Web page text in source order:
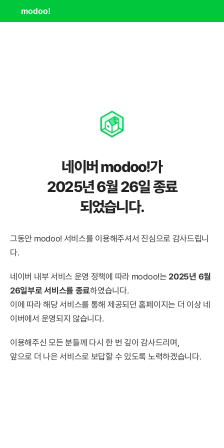
modoo!
네이버 modoo!가
2025년 6월 26일 종료
되었습니다.
그동안 modoo! 서비스를 이용해주셔서 진심으로 감사드립니
다.
네이버 내부 서비스 운영 정책에 따라 modoo!는 2025년 6월
26일부로 서비스를 종료하였습니다.
이에 따라 해당 서비스를 통해 제공되던 홈페이지는 더 이상 네
이버에서 운영되지 않습니다.
이용해주신 모든 분들께 다시 한 번 깊이 감사드리며,
앞으로 더 나은 서비스로 보답할 수 있도록 노력하겠습니다.